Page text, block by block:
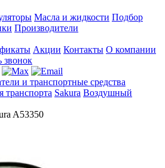
Масла и жидкости Подбор
Производители
Акции Контакты О компании
звонок
и транспортные средства
Sakura Воздушный
A53350